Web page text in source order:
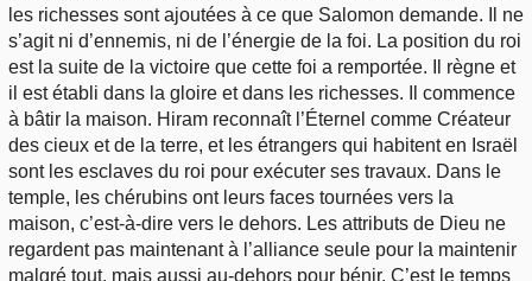
les richesses sont ajoutées à ce que Salomon demande. Il ne
s’agit ni d’ennemis, ni de l’énergie de la foi. La position du roi
est la suite de la victoire que cette foi a remportée. Il règne et
il est établi dans la gloire et dans les richesses. Il commence
à bâtir la maison. Hiram reconnaît l’Éternel comme Créateur
des cieux et de la terre, et les étrangers qui habitent en Israël
sont les esclaves du roi pour exécuter ses travaux. Dans le
temple, les chérubins ont leurs faces tournées vers la
maison, c’est-à-dire vers le dehors. Les attributs de Dieu ne
regardent pas maintenant à l’alliance seule pour la maintenir
malgré tout, mais aussi au-dehors pour bénir. C’est le temps